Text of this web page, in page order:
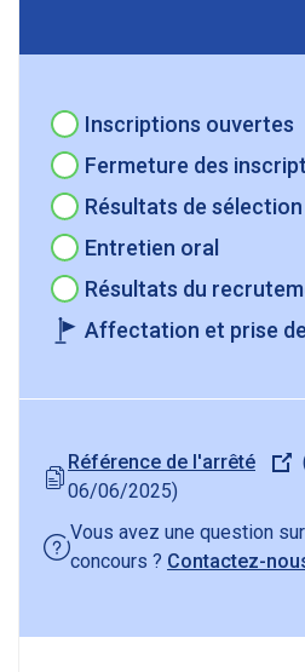
Étape à venir
Inscriptions ouvertes
Étape à venir
Fermeture des
Étape à venir
Résultats de sélection
Étape à venir
Entretien oral
Étape à venir
Résultats du
Étape finale
Affectation et prise
Référence de l'arrêté
06/06/2025)
Vous avez une question
concours ? Contactez-